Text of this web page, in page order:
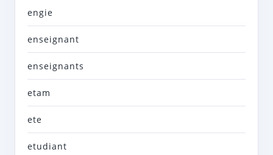
engie
enseignant
enseignants
etam
ete
etudiant